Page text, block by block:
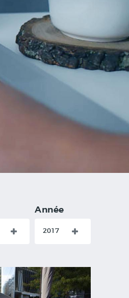
Année
2017